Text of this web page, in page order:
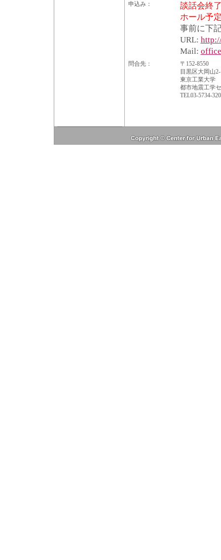
申込み：
談話会終
ホール予
事前に下
URL:
Mail:
問合先：
〒152-8550
目黒区大岡山
東京工業大学
都市地震工学
TEL03-5734-